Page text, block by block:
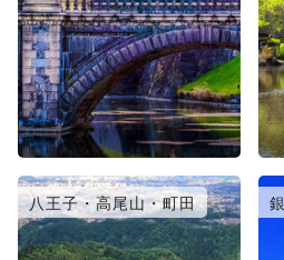
八王子・高尾山・町田